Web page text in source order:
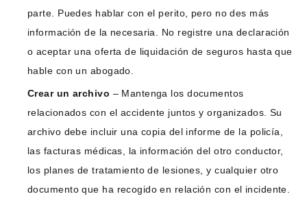
parte. Puedes hablar con el perito, pero no des más
información de la necesaria. No registre una declaración
o aceptar una oferta de liquidación de seguros hasta que
hable con un abogado.
Crear un archivo – Mantenga los documentos
relacionados con el accidente juntos y organizados. Su
archivo debe incluir una copia del informe de la policía,
las facturas médicas, la información del otro conductor,
los planes de tratamiento de lesiones, y cualquier otro
documento que ha recogido en relación con el incidente.